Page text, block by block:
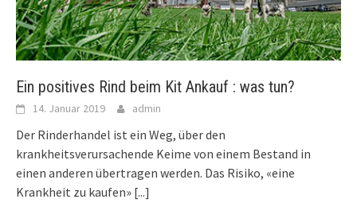
Ein positives Rind beim Kit Ankauf : was tun?
14. Januar 2019 admin
Der Rinderhandel ist ein Weg, über den
krankheitsverursachende Keime von einem Bestand in
einen anderen übertragen werden. Das Risiko, «eine
Krankheit zu kaufen» [...]